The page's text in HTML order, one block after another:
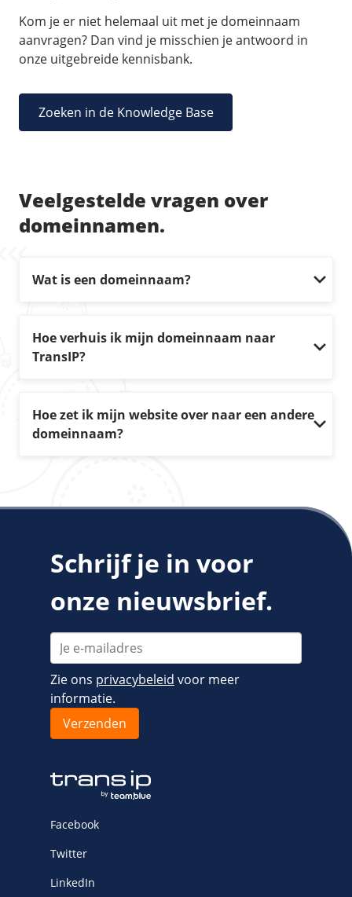
Kom je er niet helemaal uit met je domeinnaam
aanvragen? Dan vind je misschien je antwoord in
onze uitgebreide kennisbank.
Zoeken in de Knowledge Base
Veelgestelde vragen over
domeinnamen.
Wat is een domeinnaam?
Hoe verhuis ik mijn domeinnaam naar
TransIP?
Hoe zet ik mijn website over naar een andere
domeinnaam?
Schrijf je in voor
onze nieuwsbrief.
Zie ons privacybeleid voor meer
informatie.
Facebook
Twitter
LinkedIn